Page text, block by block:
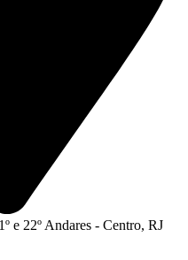
e 22º Andares - Centro, RJ